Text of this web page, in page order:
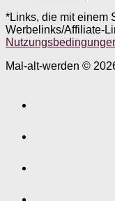
*Links, die mit einem
Werbelinks/Affiliate-
Mal-alt-werden ©